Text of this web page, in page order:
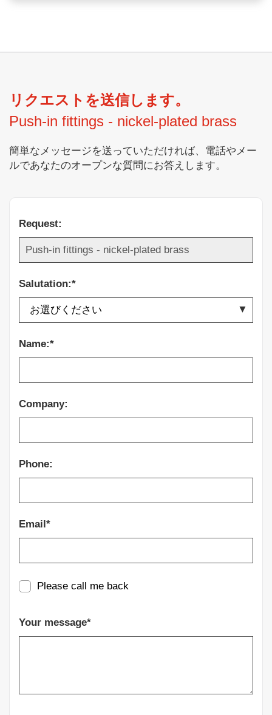
リクエストを送信します。
Push-in fittings - nickel-plated brass
簡単なメッセージを送っていただければ、電話やメー
ルであなたのオープンな質問にお答えします。
Request:
Salutation:*
Name:*
Company:
Phone:
Email*
Please call me back
Your message*